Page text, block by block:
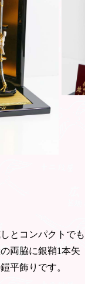
とコンパクトでも
両脇に銀鞘1本矢
平飾りです。